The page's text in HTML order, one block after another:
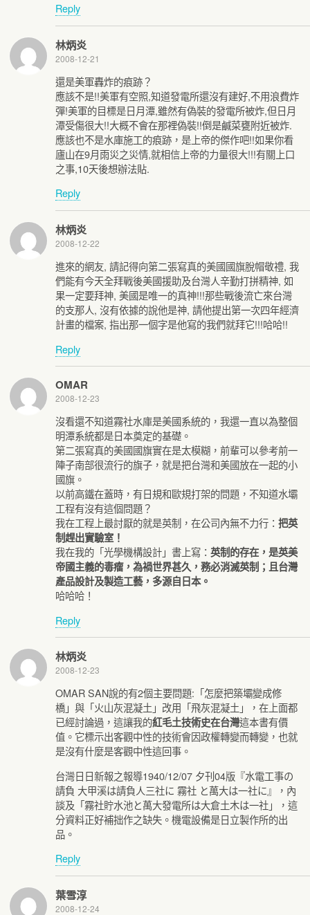
Reply
林炳炎
2008-12-21
還是美軍轟炸的痕跡？
應該不是!!美軍有空照,知道發電所還沒有建好,不用浪費炸
彈!美軍的目標是日月潭,雖然有偽裝的發電所被炸,但日月
潭受傷很大!!大概不會在那裡偽裝!!倒是鹹菜甕附近被炸.
應該也不是水庫施工的痕跡，是上帝的傑作吧!!如果你看
廬山在9月雨災之災情,就相信上帝的力量很大!!!有關上口
之事,10天後想辦法貼.
Reply
林炳炎
2008-12-22
進來的網友, 請記得向第二張寫真的美國國旗脫帽敬禮, 我
們能有今天全拜戰後美國援助及台灣人辛勤打拼精神, 如
果一定要拜神, 美國是唯一的真神!!!那些戰後流亡來台灣
的支那人, 沒有依據的說他是神, 請他提出第一次四年經濟
計畫的檔案, 指出那一個字是他寫的我們就拜它!!!哈哈!!
Reply
OMAR
2008-12-23
沒看還不知道霧社水庫是美國系統的，我還一直以為整個
明潭系統都是日本奠定的基礎。
第二張寫真的美國國旗實在是太模糊，前輩可以參考前一
陣子南部很流行的旗子，就是把台灣和美國放在一起的小
國旗。
以前高鐵在蓋時，有日規和歐規打架的問題，不知道水壩
工程有沒有這個問題？
我在工程上最討厭的就是英制，在公司內無不力行： 把英
制趕出實驗室！
我在我的「光學機構設計」書上寫： 英制的存在，是英美
帝國主義的毒瘤，為禍世界甚久，務必消滅英制；且台灣
產品設計及製造工藝，多源自日本。
哈哈哈！
Reply
林炳炎
2008-12-23
OMAR SAN說的有2個主要問題:「怎麼把築壩變成修
橋」與「火山灰混凝土」改用「飛灰混凝土」，在上面都
已經討論過，這讓我的紅毛土技術史在台灣這本書有價
值。它標示出客觀中性的技術會因政權轉變而轉變，也就
是沒有什麼是客觀中性這回事。
台灣日日新報之報導1940/12/07 夕刊04版『水電工事の
請負 大甲溪は請負人三社に 霧社 と萬大は一社に』，內
談及「霧社貯水池と萬大發電所は大倉土木は一社」，這
分資料正好補拙作之缺失。機電設備是日立製作所的出
品。
Reply
葉雪淳
2008-12-24